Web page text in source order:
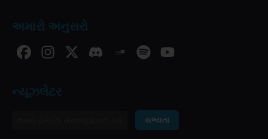
અમારો અનુસરો
ન્યૂઝલેટર
સભ્યતા